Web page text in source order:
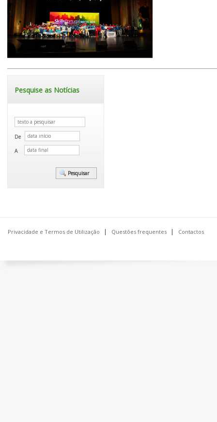
Pesquise as Notícias
De
A
Privacidade e Termos de Utilização Questões frequentes Contactos